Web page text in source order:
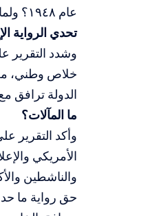
عام ١٩٤٨؟ ولماذا غابت روايتهم عن الخطاب الغربي الرسمي؟
تحدي الرواية
وشدد التقرير
خلاص وطني، من
الدولة ترافق
ما المآلات؟
وأكد التقرير
الأمريكي
والناشطين
حق رواية ما